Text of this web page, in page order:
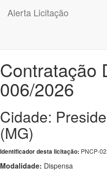
Alerta Licitação
Contratação
006/2026
Cidade:
(MG)
Identificador desta licitação: PNCP-
Modalidade: Dispensa